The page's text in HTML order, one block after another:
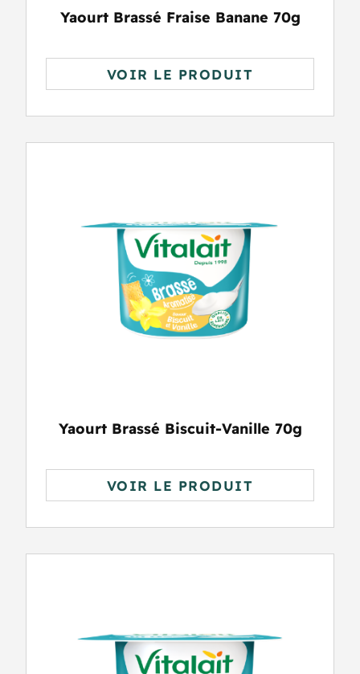
Yaourt Brassé Fraise Banane 70g
VOIR LE PRODUIT
Yaourt Brassé Biscuit-Vanille 70g
VOIR LE PRODUIT